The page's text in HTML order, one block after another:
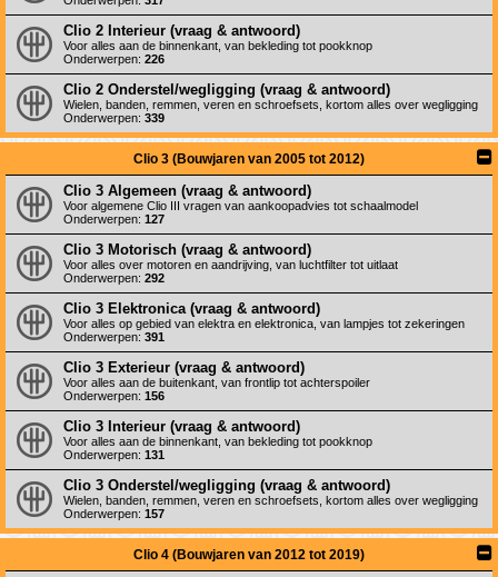
Clio 2 Interieur (vraag & antwoord)
Voor alles aan de binnenkant, van bekleding tot pookknop
Onderwerpen: 226
Clio 2 Onderstel/wegligging (vraag & antwoord)
Wielen, banden, remmen, veren en schroefsets, kortom alles over wegligging
Onderwerpen: 339
Clio 3 (Bouwjaren van 2005 tot 2012)
Clio 3 Algemeen (vraag & antwoord)
Voor algemene Clio III vragen van aankoopadvies tot schaalmodel
Onderwerpen: 127
Clio 3 Motorisch (vraag & antwoord)
Voor alles over motoren en aandrijving, van luchtfilter tot uitlaat
Onderwerpen: 292
Clio 3 Elektronica (vraag & antwoord)
Voor alles op gebied van elektra en elektronica, van lampjes tot zekeringen
Onderwerpen: 391
Clio 3 Exterieur (vraag & antwoord)
Voor alles aan de buitenkant, van frontlip tot achterspoiler
Onderwerpen: 156
Clio 3 Interieur (vraag & antwoord)
Voor alles aan de binnenkant, van bekleding tot pookknop
Onderwerpen: 131
Clio 3 Onderstel/wegligging (vraag & antwoord)
Wielen, banden, remmen, veren en schroefsets, kortom alles over wegligging
Onderwerpen: 157
Clio 4 (Bouwjaren van 2012 tot 2019)